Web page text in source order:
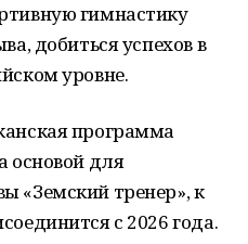
гимнастику
добиться успехов в
уровне.
программа
основой для
«Земский тренер», к
с 2026 года.